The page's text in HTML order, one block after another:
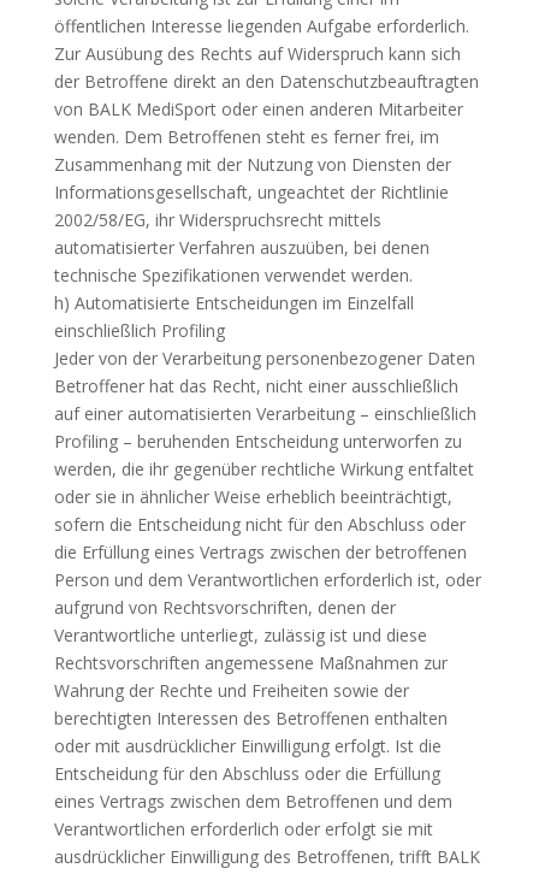
öffentlichen Interesse liegenden Aufgabe erforderlich.
Zur Ausübung des Rechts auf Widerspruch kann sich
der Betroffene direkt an den Datenschutzbeauftragten
von BALK MediSport oder einen anderen Mitarbeiter
wenden. Dem Betroffenen steht es ferner frei, im
Zusammenhang mit der Nutzung von Diensten der
Informationsgesellschaft, ungeachtet der Richtlinie
2002/58/EG, ihr Widerspruchsrecht mittels
automatisierter Verfahren auszuüben, bei denen
technische Spezifikationen verwendet werden.
h) Automatisierte Entscheidungen im Einzelfall
einschließlich Profiling
Jeder von der Verarbeitung personenbezogener Daten
Betroffener hat das Recht, nicht einer ausschließlich
auf einer automatisierten Verarbeitung – einschließlich
Profiling – beruhenden Entscheidung unterworfen zu
werden, die ihr gegenüber rechtliche Wirkung entfaltet
oder sie in ähnlicher Weise erheblich beeinträchtigt,
sofern die Entscheidung nicht für den Abschluss oder
die Erfüllung eines Vertrags zwischen der betroffenen
Person und dem Verantwortlichen erforderlich ist, oder
aufgrund von Rechtsvorschriften, denen der
Verantwortliche unterliegt, zulässig ist und diese
Rechtsvorschriften angemessene Maßnahmen zur
Wahrung der Rechte und Freiheiten sowie der
berechtigten Interessen des Betroffenen enthalten
oder mit ausdrücklicher Einwilligung erfolgt. Ist die
Entscheidung für den Abschluss oder die Erfüllung
eines Vertrags zwischen dem Betroffenen und dem
Verantwortlichen erforderlich oder erfolgt sie mit
ausdrücklicher Einwilligung des Betroffenen, trifft BALK